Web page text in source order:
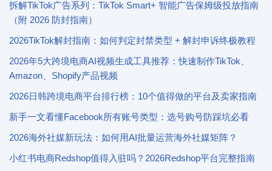
拆解TikTok广告系列：TikTok Smart+ 智能广告保姆级投放指南
（附 2026 防封指南）
2026TikTok解封指南：如何判定封禁类型 + 解封申诉终极教程
2026年5大跨境电商AI视频生成工具推荐：快速制作TikTok、
Amazon、Shopify产品视频
2026日韩跨境电商平台排行榜：10个值得做的平台及卖家指南
新手一文看懂Facebook所有账号类型：选号购号防踩坑必看
2026海外社媒新玩法：如何用AI批量运营海外社媒矩阵？
小红书电商Redshop值得入驻吗？2026Redshop平台完整指南